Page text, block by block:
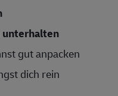
unterhalten
gut anpacken
dich rein